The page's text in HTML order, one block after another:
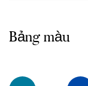
Bảng màu